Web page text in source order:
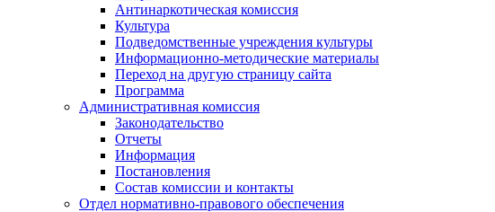
Антинаркотическая комиссия
Культура
Подведомственные учреждения культуры
Информационно-методические материалы
Переход на другую страницу сайта
Программа
Административная комиссия
Законодательство
Отчеты
Информация
Постановления
Состав комиссии и контакты
Отдел нормативно-правового обеспечения